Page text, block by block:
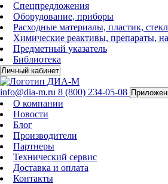
Спецпредложения
Оборудование, приборы
Расходные материалы, пластик,
Химические реактивы, препараты,
Предметный указатель
Библиотека
Личный кабинет
info@dia-m.ru 8 (800) 234-05-08
О компании
Новости
Блог
Производители
Партнеры
Технический сервис
Доставка и оплата
Контакты